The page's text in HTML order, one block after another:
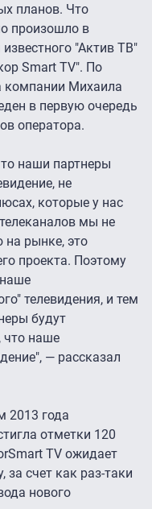
планов. Что
произошло в
"Актив ТВ"
Smart TV". По
компании Михаила
в первую очередь
оператора.
наши партнеры
не
которые у нас
мы не
рынке, это
проекта. Поэтому
телевидения, и тем
будут
что наше
— рассказал
2013 года
отметки 120
TV ожидает
счет как раз-таки
нового